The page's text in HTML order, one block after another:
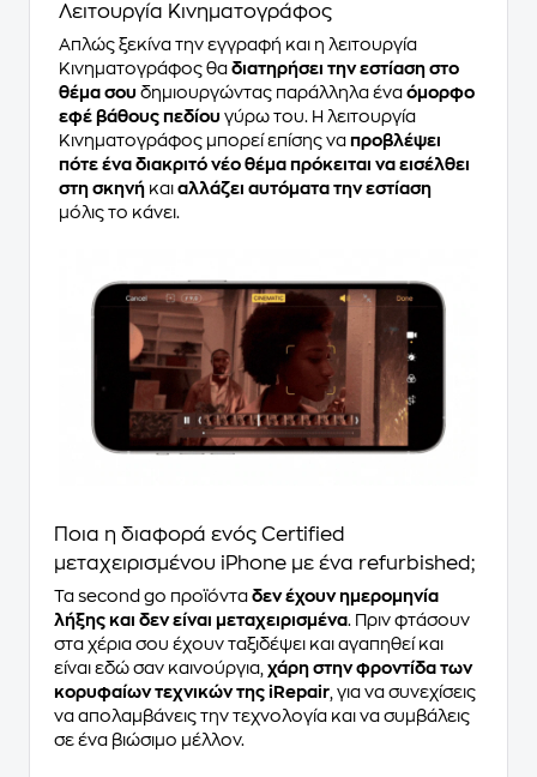
Λειτουργία Κινηματογράφος
Απλώς ξεκίνα την εγγραφή και η λειτουργία
Κινηματογράφος θα διατηρήσει την εστίαση στο
θέμα σου δημιουργώντας παράλληλα ένα όμορφο
εφέ βάθους πεδίου γύρω του. Η λειτουργία
Κινηματογράφος μπορεί επίσης να προβλέψει
πότε ένα διακριτό νέο θέμα πρόκειται να εισέλθει
στη σκηνή και αλλάζει αυτόματα την εστίαση
μόλις το κάνει.
Ποια η διαφορά ενός Certified
μεταχειρισμένου iPhone με ένα refurbished;
Τα second go προϊόντα δεν έχουν ημερομηνία
λήξης και δεν είναι μεταχειρισμένα. Πριν φτάσουν
στα χέρια σου έχουν ταξιδέψει και αγαπηθεί και
είναι εδώ σαν καινούργια, χάρη στην φροντίδα των
κορυφαίων τεχνικών της iRepair , για να συνεχίσεις
να απολαμβάνεις την τεχνολογία και να συμβάλεις
σε ένα βιώσιμο μέλλον.